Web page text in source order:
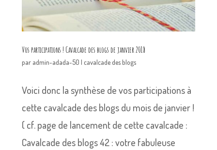
Vos participations ! Cavalcade des blogs de janvier 2018
par admin-adada-50 | cavalcade des blogs
Voici donc la synthèse de vos participations à
cette cavalcade des blogs du mois de janvier !
( cf. page de lancement de cette cavalcade :
Cavalcade des blogs 42 : votre fabuleuse